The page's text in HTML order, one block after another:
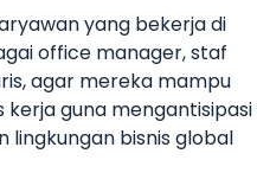
yang bekerja di
office manager, staf
agar mereka mampu
guna mengantisipasi
lingkungan bisnis global